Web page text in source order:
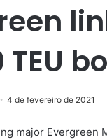
TEU
4 de fevereiro de 2021
major Evergreen